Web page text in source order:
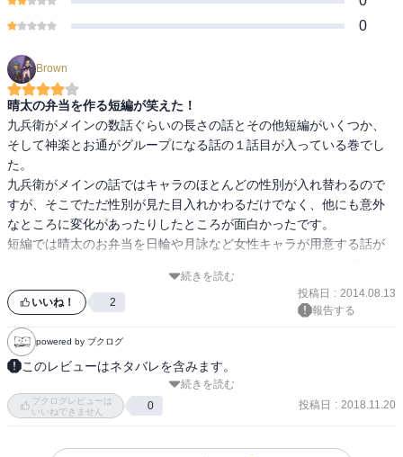
0
Brown
晴太の弁当を作る短編が笑えた！
九兵衛がメインの数話ぐらいの長さの話とその他短編がいくつか、
そして神楽とお通がグループになる話の１話目が入っている巻でし
た。
九兵衛がメインの話ではキャラのほとんどの性別が入れ替わるので
すが、そこでただ性別が見た目入れかわるだけでなく、他にも意外
なところに変化があったりしたところが面白かったです。
短編では晴太のお弁当を日輪や月詠など女性キャラが用意する話が
他の話も久しぶりのキャラの登場などもあり、けっこう楽しめまし
続きを読む
いいね！ 2
投稿日 : 2014.08.13
報告する
powered by ブクログ
このレビューはネタバレを含みます。
道端の占い師に女・男どちらで生きるべきかの悩みを話した九兵
衛。その直後、空に閃光が走り九兵衛はじめ、かぶき町の住民すべ
デビューとか。（Amazon紹介より）
続きを読む
ブクログレビューは
いいねできません
0 投稿日 : 2018.11.20